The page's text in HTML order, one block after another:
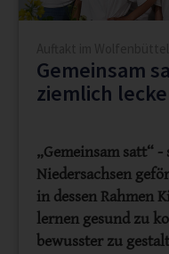
Gemeinsam
ziemlich
„Gemeinsam satt“
Niedersachsen
in dessen Rahmen
lernen gesund zu
bewusster zu